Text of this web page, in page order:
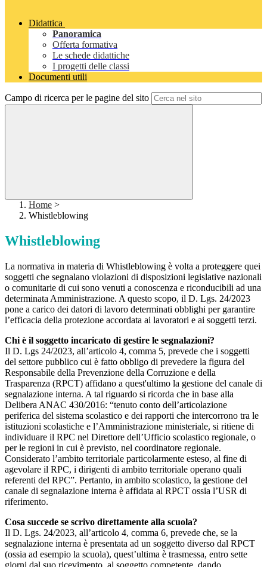
Didattica
Panoramica
Offerta formativa
Le schede didattiche
I progetti delle classi
Documenti utili
Campo di ricerca per le pagine del sito
Home >
Whistleblowing
Whistleblowing
La normativa in materia di Whistleblowing è volta a proteggere quei
soggetti che segnalano violazioni di disposizioni legislative nazionali
o comunitarie di cui sono venuti a conoscenza e riconducibili ad una
determinata Amministrazione. A questo scopo, il D. Lgs. 24/2023
pone a carico dei datori di lavoro determinati obblighi per garantire
l’efficacia della protezione accordata ai lavoratori e ai soggetti terzi.
Chi è il soggetto incaricato di gestire le segnalazioni?
Il D. Lgs 24/2023, all’articolo 4, comma 5, prevede che i soggetti
del settore pubblico cui è fatto obbligo di prevedere la figura del
Responsabile della Prevenzione della Corruzione e della
Trasparenza (RPCT) affidano a quest'ultimo la gestione del canale di
segnalazione interna. A tal riguardo si ricorda che in base alla
Delibera ANAC 430/2016: “tenuto conto dell’articolazione
periferica del sistema scolastico e dei rapporti che intercorrono tra le
istituzioni scolastiche e l’Amministrazione ministeriale, si ritiene di
individuare il RPC nel Direttore dell’Ufficio scolastico regionale, o
per le regioni in cui è previsto, nel coordinatore regionale.
Considerato l’ambito territoriale particolarmente esteso, al fine di
agevolare il RPC, i dirigenti di ambito territoriale operano quali
referenti del RPC”. Pertanto, in ambito scolastico, la gestione del
canale di segnalazione interna è affidata al RPCT ossia l’USR di
riferimento.
Cosa succede se scrivo direttamente alla scuola?
Il D. Lgs. 24/2023, all’articolo 4, comma 6, prevede che, se la
segnalazione interna è presentata ad un soggetto diverso dal RPCT
(ossia ad esempio la scuola), quest’ultima è trasmessa, entro sette